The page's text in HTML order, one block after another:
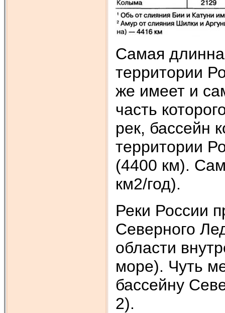
Самая
территории
же имеет и
часть
рек, бассейн
территории
(4400 км).
км2/год).
Реки России
Северного
области
море). Чуть
бассейну
2).